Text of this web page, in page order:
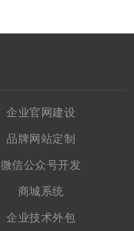
企业官网建设
品牌网站定制
微信公众号开发
商城系统
企业技术外包